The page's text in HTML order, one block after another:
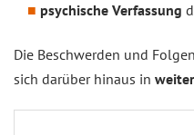
psychische Verfassung
Die Beschwerden und
sich darüber hinaus in